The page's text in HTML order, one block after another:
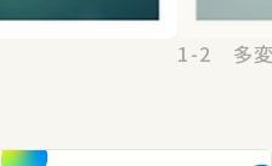
1-2 多変